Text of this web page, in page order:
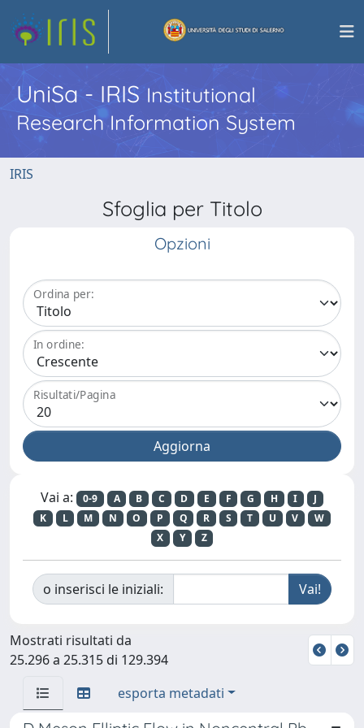
UniSa - IRISInstitutional
Research Information System
IRIS
Sfoglia per Titolo
Opzioni
Ordina per:
In ordine:
Risultati/Pagina
Vai a: 0-9 A B C D E F G H I
J
K
L M N O P Q R S T U V
W
X
Y Z
o inserisci le iniziali:
Mostrati risultati da
25.296 a 25.315 di 129.394
esporta metadati